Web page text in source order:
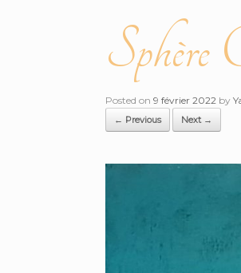
Sphère
Posted on 9 février 2022 by
← Previous Next →